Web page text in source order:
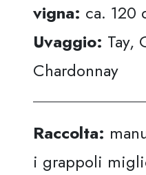
vigna: ca. 120
Uvaggio: Tay,
Chardonnay
Raccolta:
i grappoli